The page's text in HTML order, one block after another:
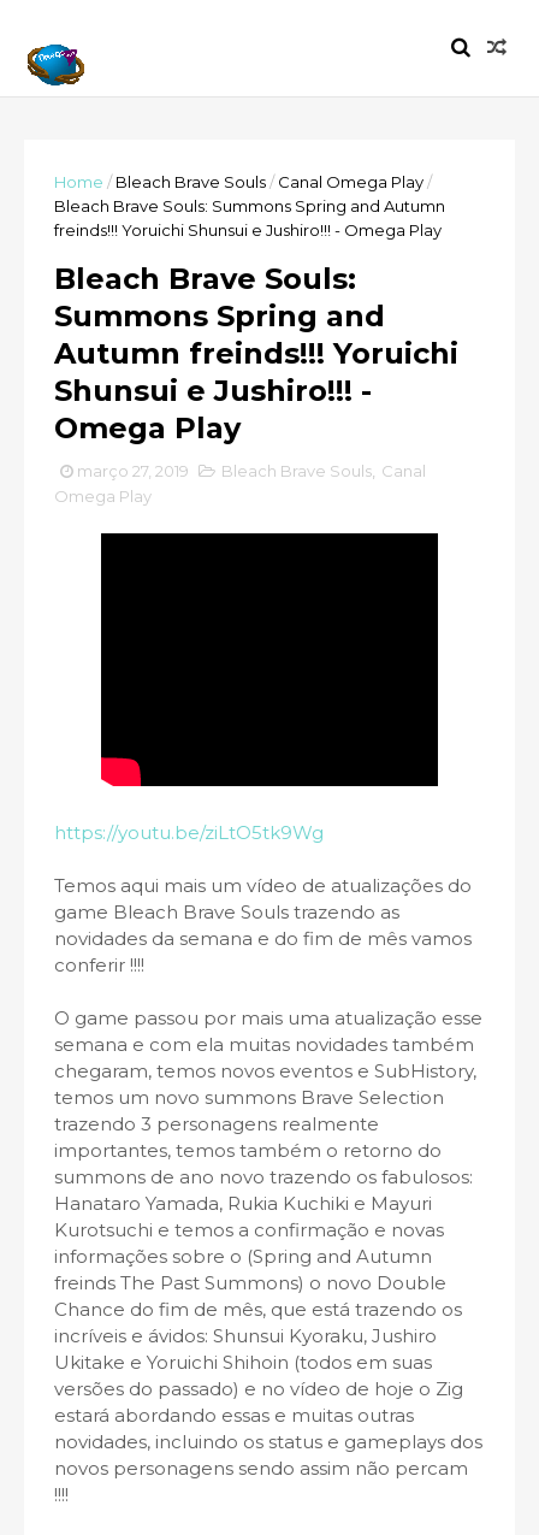
Home / Bleach Brave Souls/ Canal Omega Play/
Bleach Brave Souls: Summons Spring and Autumn
freinds!!! Yoruichi Shunsui e Jushiro!!! - Omega Play
Bleach Brave Souls:
Summons Spring and
Autumn freinds!!! Yoruichi
Shunsui e Jushiro!!! -
Omega Play
março 27, 2019 Bleach Brave Souls Canal
Omega Play
https://youtu.be/ziLtO5tk9Wg
Temos aqui mais um vídeo de atualizações do
game Bleach Brave Souls trazendo as
novidades da semana e do fim de mês vamos
conferir !!!!
O game passou por mais uma atualização esse
semana e com ela muitas novidades também
chegaram, temos novos eventos e SubHistory,
temos um novo summons Brave Selection
trazendo 3 personagens realmente
importantes, temos também o retorno do
summons de ano novo trazendo os fabulosos:
Hanataro Yamada, Rukia Kuchiki e Mayuri
Kurotsuchi e temos a confirmação e novas
informações sobre o (Spring and Autumn
freinds The Past Summons) o novo Double
Chance do fim de mês, que está trazendo os
incríveis e ávidos: Shunsui Kyoraku, Jushiro
Ukitake e Yoruichi Shihoin (todos em suas
versões do passado) e no vídeo de hoje o Zig
estará abordando essas e muitas outras
novidades, incluindo os status e gameplays dos
novos personagens sendo assim não percam
!!!!